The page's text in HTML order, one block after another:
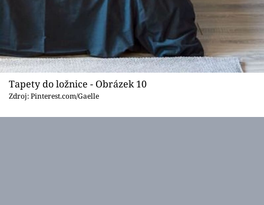
Tapety do ložnice - Obrázek 10
Zdroj: Pinterest.com/Gaelle